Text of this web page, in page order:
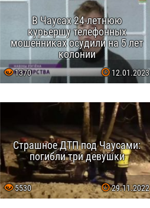
В Чаусах 24-летнюю
курьершу телефонных
мошенниках осудили на 5 лет
колонии
1370 12.01.2023
Страшное ДТП под Чаусами:
погибли три девушки
5530 29.11.2022